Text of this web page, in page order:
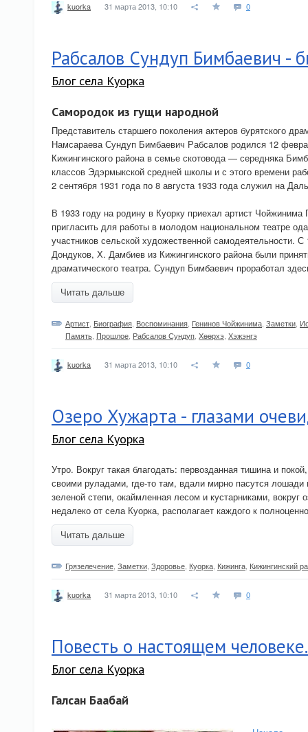
kuorka 31 марта 2013, 10:10 0
Рабсалов Сундуп Бимбаевич -
Блог села Куорка
Самородок из гущи народной
Представитель старшего поколения актеров бурятского
Намсараева Сундуп Бимбаевич Рабсалов родился 12
Кижингинского района в семье скотовода — середняка
классов Эдэрмыкской средней школы и с этого времени
2 сентября 1931 года по 8 августа 1933 года служил на
В 1933 году на родину в Куорку приехал артист Чойжинима
пригласить для работы в молодом национальном театре
участников сельской художественной самодеятельности.
Дондуков, Х. Дамбиев из Кижингинского района были
драматического театра. Сундуп Бимбаевич проработал
Читать дальше
Артист Биография Воспоминания Генинов Чойжинима Заметки
Память Прошлое Рабсалов Сундуп Хѳѳрхэ Хэжэнгэ
kuorka 31 марта 2013, 10:10 0
Озеро Хужарта - глазами
Блог села Куорка
Утро. Вокруг такая благодать: первозданная тишина и
своими руладами, где-то там, вдали мирно пасутся
зеленой степи, окаймленная лесом и кустарниками, вокруг
недалеко от села Куорка, располагает каждого к
Читать дальше
Грязелечение Заметки Здоровье Куорка Кижинга Кижингинский
kuorka 31 марта 2013, 10:10 0
Повесть о настоящем
Блог села Куорка
Галсан Баабай